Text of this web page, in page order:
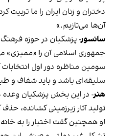
دختران و زنان ایران را ما
آن‌ها می‌تازیم.»
سانسور- پزشکیان در حوزه
جمهوری اسلامی آن را «ممیزی»
سومین مناظره دور اول
سلیقه‌ای باشد و باید شفاف و
هنر- در این بخش پزشکیان وعده
تولید آثار زیرزمینی کشانده،
او همچنین گفت اختیار را به